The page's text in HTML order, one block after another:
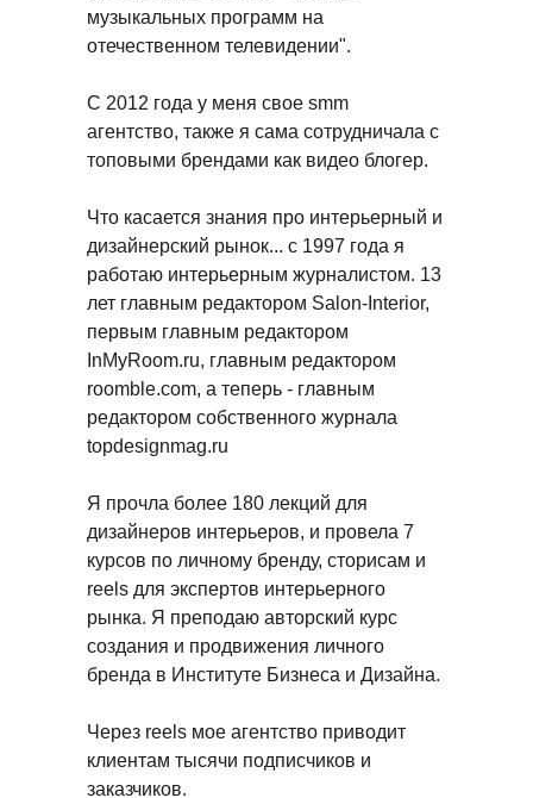
музыкальных программ на
отечественном телевидении".
С 2012 года у меня свое smm
агентство, также я сама сотрудничала с
топовыми брендами как видео блогер.
Что касается знания про интерьерный и
дизайнерский рынок... с 1997 года я
работаю интерьерным журналистом. 13
лет главным редактором Salon-Interior,
первым главным редактором
InMyRoom.ru, главным редактором
roomble.com, а теперь - главным
редактором собственного журнала
topdesignmag.ru
Я прочла более 180 лекций для
дизайнеров интерьеров, и провела 7
курсов по личному бренду, сторисам и
reels для экспертов интерьерного
рынка. Я преподаю авторский курс
создания и продвижения личного
бренда в Институте Бизнеса и Дизайна.
Через reels мое агентство приводит
клиентам тысячи подписчиков и
заказчиков.